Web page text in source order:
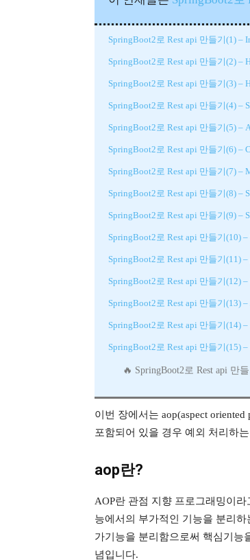
SpringBoot2로 Rest api 만들기(1)
SpringBoot2로 Rest api 만들기(2) –
SpringBoot2로 Rest api 만들기(3) –
SpringBoot2로 Rest api 만들기(4) –
SpringBoot2로 Rest api 만들기(5) –
SpringBoot2로 Rest api 만들기(6) –
SpringBoot2로 Rest api 만들기(7) –
SpringBoot2로 Rest api 만들기(8) –
SpringBoot2로 Rest api 만들기(9) –
SpringBoot2로 Rest api 만들기(10)
SpringBoot2로 Rest api 만들기(11)
SpringBoot2로 Rest api 만들기(12)
SpringBoot2로 Rest api 만들기(13)
SpringBoot2로 Rest api 만들기(14)
SpringBoot2로 Rest api 만들기(15)
SpringBoot2로 Rest api 만
이번 장에서는 aop(aspect
포함되어 있을 경우 예외 처리하
aop란?
AOP란 관점 지향 프로그래밍이
능에서의 부가적인 기능을 분리
가기능을 분리함으로써 핵심기능
념입니다.